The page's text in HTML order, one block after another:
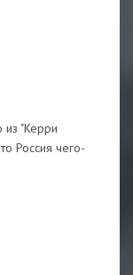
"Керри
Россия чего-